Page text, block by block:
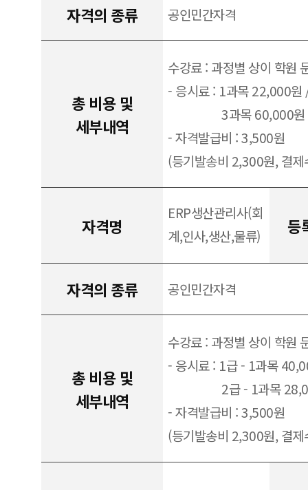
자격의 종류 공인민간자격
총 비용 및
세부내역
수강료 : 과정별 상이 학원
- 응시료 : 1과목 22,000
3과목 60,000원
- 자격발급비 : 3,500원
(등기발송비 2,300원, 결
자격명
ERP생산관리사(회
계,인사,생산,물류)
등
자격의 종류 공인민간자격
총 비용 및
세부내역
수강료 : 과정별 상이 학원
- 응시료 : 1급 - 1과목
2급 - 1과목
- 자격발급비 : 3,500원
(등기발송비 2,300원, 결